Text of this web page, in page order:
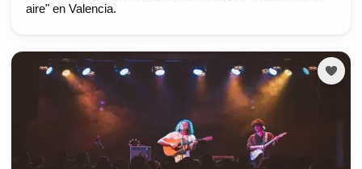
aire" en Valencia.